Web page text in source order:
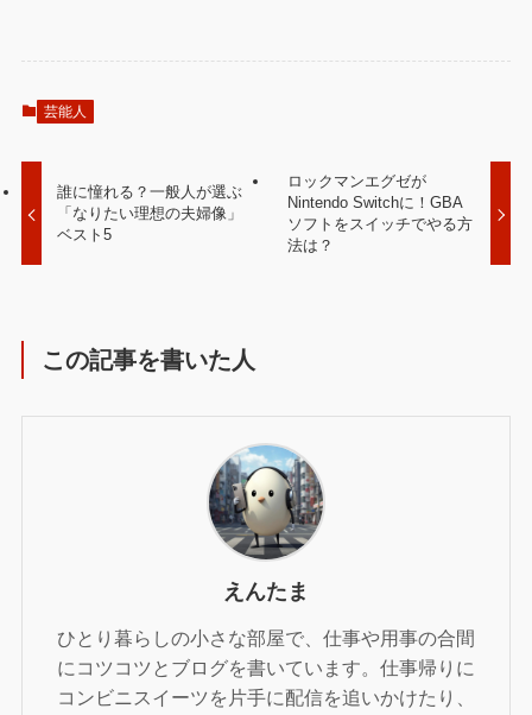
芸能人
誰に憧れる？一般人が選ぶ
「なりたい理想の夫婦像」
ベスト5
ロックマンエグゼが
Nintendo Switchに！GBA
ソフトをスイッチでやる方
法は？
この記事を書いた人
えんたま
ひとり暮らしの小さな部屋で、仕事や用事の合間
にコツコツとブログを書いています。仕事帰りに
コンビニスイーツを片手に配信を追いかけたり、